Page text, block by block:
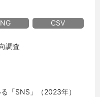
CSV
調査
「SNS」（2023年）